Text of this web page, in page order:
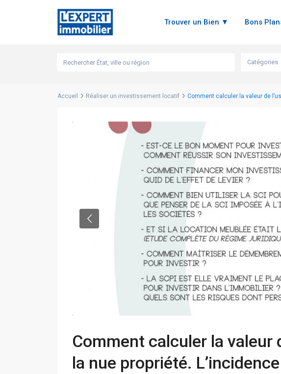
Trouver un Bien ▼ Bons
Catégories
Accueil Réaliser un investissement locatif Comment calculer la valeur de
Comment calculer la valeur
la nue propriété.